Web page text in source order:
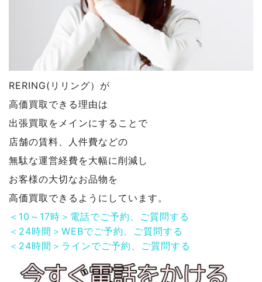
RERING(リリング）が
高価買取できる理由は
出張買取をメインにすることで
店舗の賃料、人件費などの
無駄な運営経費を大幅に削減し
お客様の大切なお品物を
高価買取できるようにしています。
＜10～17時＞電話でご予約、ご質問する
＜24時間＞WEBでご予約、ご質問する
＜24時間＞ラインでご予約、ご質問する